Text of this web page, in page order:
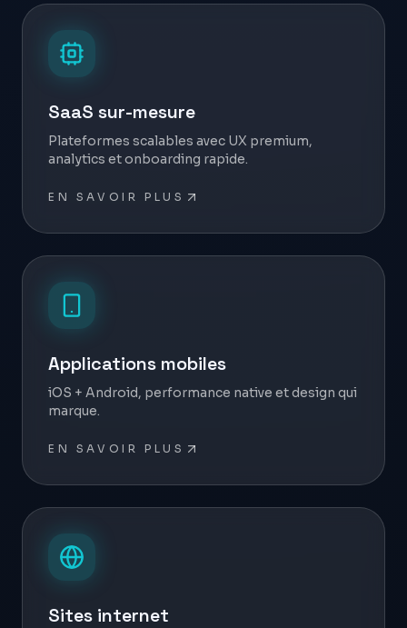
SaaS sur-mesure
Plateformes scalables avec UX premium,
analytics et onboarding rapide.
EN SAVOIR PLUS
Applications mobiles
iOS + Android, performance native et design qui
marque.
EN SAVOIR PLUS
Sites internet